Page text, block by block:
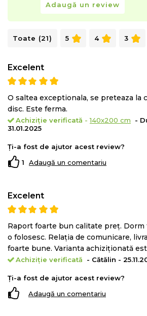
textile si actioneaza independent la
exercitata asupra lor mulandu-se
anatomic pe corp. Nevand legaturi
angreneaza in miscare celelalte
stabilitate ridicatasi zero deranj
suport diferit al partilor corpului in
exercitata de acestea pe suprafata
coloanei.
Adaugă un review
Toate (21) 5 4 3
Excelent
O saltea exceptionala, se preteaza la
disc. Este ferma.
Achiziție verificată -140x200 cm
-
31.01.2025
Ți-a fost de ajutor acest review?
1
Adaugă un comentariu
Excelent
Raport foarte bun calitate preț.
o folosesc. Relația de comunicare,
foarte bune. Varianta achiziționată
Achiziție verificată - Cătălin -
Ți-a fost de ajutor acest review?
Adaugă un comentariu